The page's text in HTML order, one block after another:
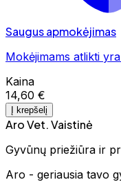
Saugus apmokėjimas
Mokėjimams atlikti
Kaina
14,60 €
Į krepšelį
Aro Vet. Vaistinė
Gyvūnų priežiūra ir
Aro - geriausia tavo